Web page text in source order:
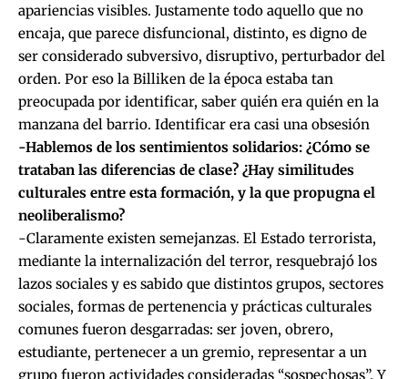
apariencias visibles. Justamente todo aquello que no
encaja, que parece disfuncional, distinto, es digno de
ser considerado subversivo, disruptivo, perturbador del
orden. Por eso la Billiken de la época estaba tan
preocupada por identificar, saber quién era quién en la
manzana del barrio. Identificar era casi una obsesión
-Hablemos de los sentimientos solidarios: ¿Cómo se
trataban las diferencias de clase? ¿Hay similitudes
culturales entre esta formación, y la que propugna el
neoliberalismo?
-Claramente existen semejanzas. El Estado terrorista,
mediante la internalización del terror, resquebrajó los
lazos sociales y es sabido que distintos grupos, sectores
sociales, formas de pertenencia y prácticas culturales
comunes fueron desgarradas: ser joven, obrero,
estudiante, pertenecer a un gremio, representar a un
grupo fueron actividades consideradas “sospechosas”. Y